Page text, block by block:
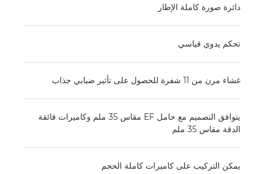
دائرة صورة كاملة الإطار
تحكم يدوي قياسي
غشاء مرن من 11 شفرة للحصول على تأثير ضبابي جذاب
يتوافق التصميم مع حامل EF مقاس 35 ملم وكاميرات فائقة
الدقة مقاس 35 ملم
يمكن التركيب على كاميرات كاملة الحجم